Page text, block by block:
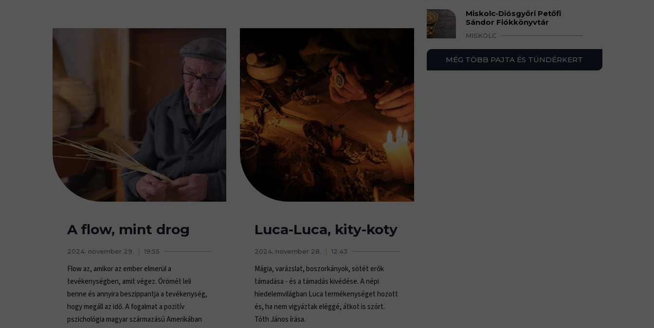
A flow, mint drog
2024. november 29. 19:55
Flow az, amikor az ember elmerül a
tevékenységben, amit végez. Örömét leli
benne és annyira beszippantja a tevékenység,
hogy megáll az idő. A fogalmat a pozitív
pszichológia magyar származású Amerikában
Luca-Luca, kity-koty
2024. november 28. 12:43
Mágia, varázslat, boszorkányok, sötét erők
támadása - és a támadás kivédése. A népi
hiedelemvilágban Luca termékenységet hozott
és, ha nem vigyáztak eléggé, átkot is szórt.
Tóth János írása.
Miskolc-Diósgyőri Petőfi
Sándor Fiókkönyvtár
MISKOLC
MÉG TÖBB PAJTA ÉS TÜNDÉRKERT